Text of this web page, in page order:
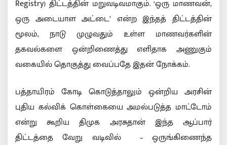
Registry) திட்டத்தின் மறுவடிவமாகும். ‘ஒரு மாணவன்,
ஒரு அடையாள அட்டை’ என்ற இந்தத் திட்டத்தின்
மூலம், நாடு முழுவதும் உள்ள மாணவர்களின்
தகவல்களை ஒன்றிணைத்து எளிதாக அணுகும்
வகையில் தொகுத்து வைப்பதே இதன் நோக்கம்.
பத்தாயிரம் கோடி கொடுத்தாலும் ஒன்றிய அரசின்
புதிய கல்விக் கொள்கையை அமல்படுத்த மாட்டோம்
என்று கூறிய திமுக அரசுதான் இந்த ஆப்பார்
திட்டத்தை வேறு வடிவில் – ஒருங்கிணைந்த